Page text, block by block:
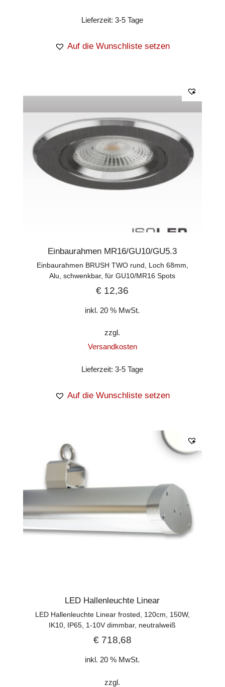
Lieferzeit:3-5 Tage
Auf die Wunschliste setzen
Einbaurahmen MR16/GU10/GU5.3
Einbaurahmen BRUSH TWO rund, Loch 68mm,
Alu, schwenkbar, für GU10/MR16 Spots
€ 12,36
inkl. 20 % MwSt.
zzgl.
Versandkosten
Lieferzeit:3-5 Tage
Auf die Wunschliste setzen
LED Hallenleuchte Linear
LED Hallenleuchte Linear frosted, 120cm, 150W,
IK10, IP65, 1-10V dimmbar, neutralweiß
€718,68
inkl. 20 % MwSt.
zzgl.